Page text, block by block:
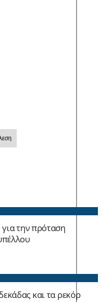
την πρόταση
και τα ρεκόρ